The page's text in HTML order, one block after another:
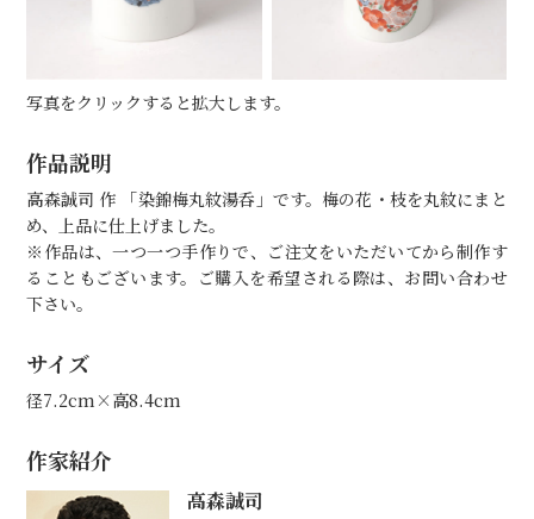
写真をクリックすると拡大します。
作品説明
高森誠司 作 「染錦梅丸紋湯呑」です。梅の花・枝を丸紋にまと
め、上品に仕上げました。
※作品は、一つ一つ手作りで、ご注文をいただいてから制作す
ることもございます。ご購入を希望される際は、お問い合わせ
下さい。
サイズ
径7.2cm×高8.4cm
作家紹介
高森誠司